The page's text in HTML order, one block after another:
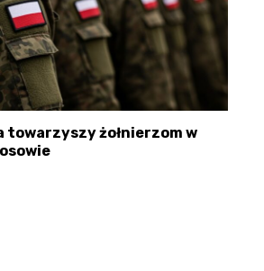
towarzyszy żołnierzom w